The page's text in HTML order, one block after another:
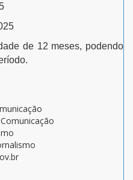
de 12 meses, podendo